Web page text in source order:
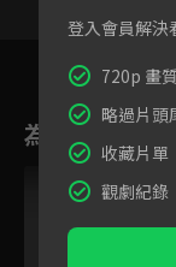
35
為您推薦
登入會員解決
720p 畫質
略過片頭
收藏片單
觀劇紀錄